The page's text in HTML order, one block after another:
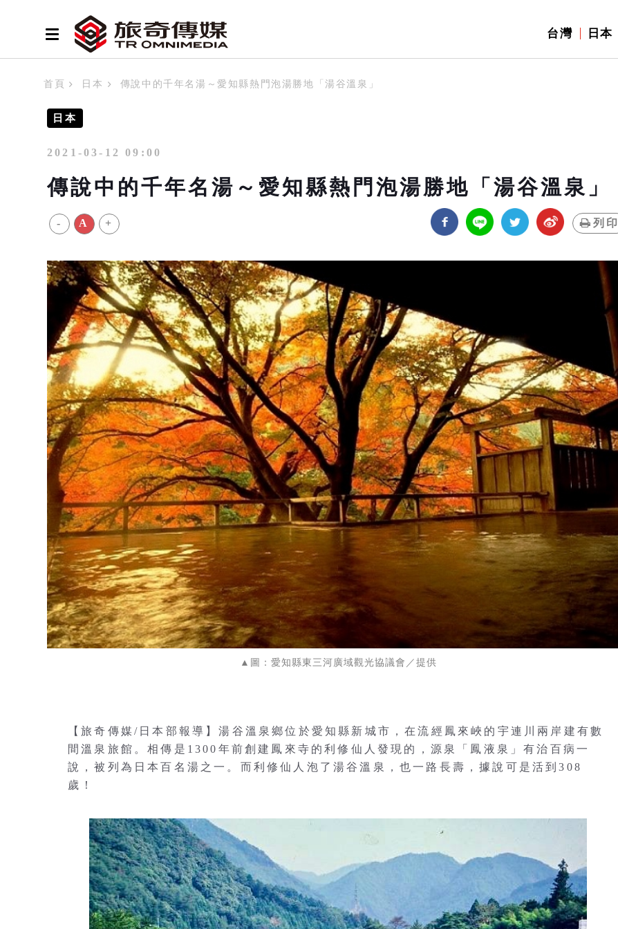
台灣 日本
首頁 日本 傳說中的千年名湯～愛知縣熱門泡湯勝地「湯谷溫泉」
日本
2021-03-12 09:00
傳說中的千年名湯～愛知縣熱門泡湯勝地「湯谷溫泉」
- A + 列印
▲圖：愛知縣東三河廣域觀光協議會／提供
【旅奇傳媒/日本部報導】湯谷溫泉鄉位於愛知縣新城市，在流經鳳來峽的宇連川兩岸建有數
間溫泉旅館。相傳是1300年前創建鳳來寺的利修仙人發現的，源泉「鳳液泉」有治百病一
說，被列為日本百名湯之一。而利修仙人泡了湯谷溫泉，也一路長壽，據說可是活到308
歲！